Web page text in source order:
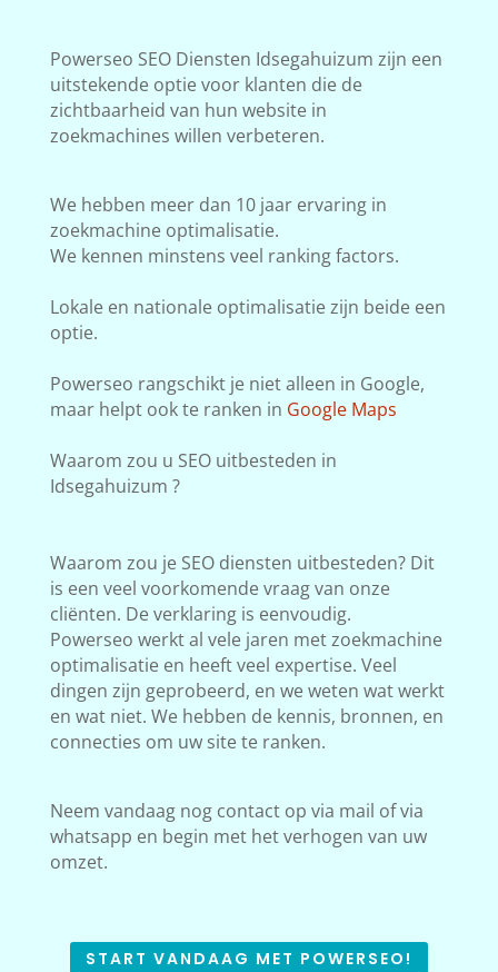
Powerseo SEO Diensten Idsegahuizum zijn een
uitstekende optie voor klanten die de
zichtbaarheid van hun website in
zoekmachines willen verbeteren.
We hebben meer dan 10 jaar ervaring in
zoekmachine optimalisatie.
We kennen minstens veel ranking factors.
Lokale en nationale optimalisatie zijn beide een
optie.
Powerseo rangschikt je niet alleen in Google,
maar helpt ook te ranken in Google Maps
Waarom zou u SEO uitbesteden in
Idsegahuizum ?
Waarom zou je SEO diensten uitbesteden? Dit
is een veel voorkomende vraag van onze
cliënten. De verklaring is eenvoudig.
Powerseo werkt al vele jaren met zoekmachine
optimalisatie en heeft veel expertise. Veel
dingen zijn geprobeerd, en we weten wat werkt
en wat niet. We hebben de kennis, bronnen, en
connecties om uw site te ranken.
Neem vandaag nog contact op via mail of via
whatsapp en begin met het verhogen van uw
omzet.
START VANDAAG MET POWERSEO!